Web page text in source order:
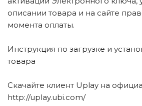
описании товара и на сайте
момента оплаты.
Инструкция по загрузке и
товара
Скачайте клиент Uplay на
http://uplay.ubi.com/